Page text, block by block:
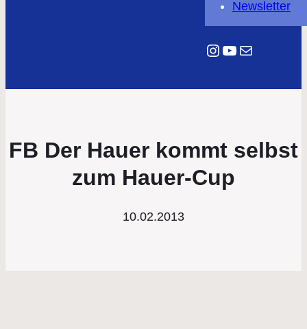
Newsletter
Instagram
YouTube
E-Mail
FB Der Hauer kommt selbst
zum Hauer-Cup
10.02.2013